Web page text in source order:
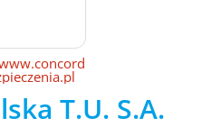
T.U. S.A.